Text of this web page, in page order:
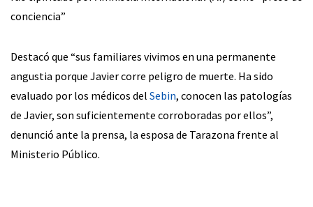
conciencia”
Destacó que “sus familiares vivimos en una permanente
angustia porque Javier corre peligro de muerte. Ha sido
evaluado por los médicos del Sebin, conocen las patologías
de Javier, son suficientemente corroboradas por ellos”,
denunció ante la prensa, la esposa de Tarazona frente al
Ministerio Público.